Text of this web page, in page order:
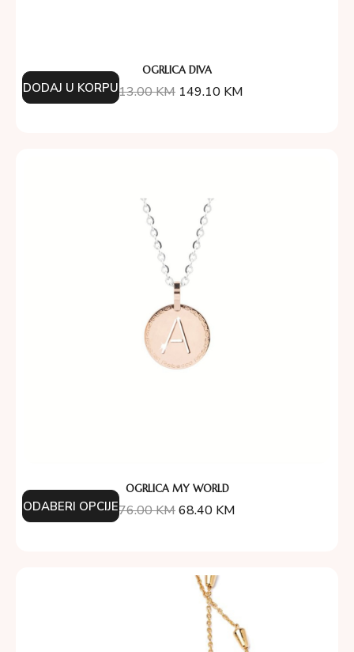
OGRLICA DIVA
213.00KM 149.10 KM
DODAJ U KORPU
OGRLICA MY WORLD
76.00KM68.40 KM
ODABERI OPCIJE